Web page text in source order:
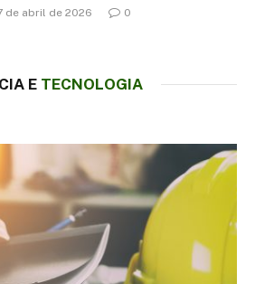
de abril de 2026 0
E TECNOLOGIA